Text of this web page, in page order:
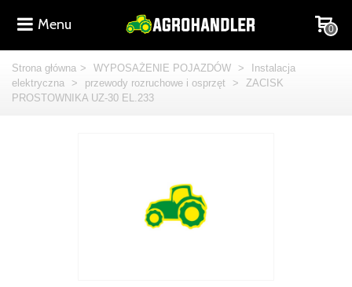
Menu 0
Strona główna > WYPOSAŻENIE POJAZDÓW >
Instalacja
elektryczna
> przewody rozruchowe i osprzęt >
ZACISK
PROSTOWNIKA UZ-30 EL.233